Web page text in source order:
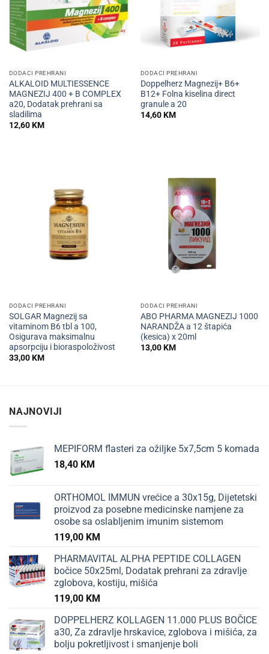
DODACI PREHRANI
ALKALOID MULTIESSENCE
MAGNEZIJ 400 + B COMPLEX
a20, Dodatak prehrani sa
sladilima
12,60KM
DODACI PREHRANI
Doppelherz Magnezij+ B6+
B12+ Folna kiselina direct
granule a 20
14,60KM
DODACI PREHRANI
SOLGAR Magnezij sa
vitaminom B6 tbl a 100,
Osigurava maksimalnu
apsorpciju i bioraspoloživost
33,00KM
DODACI PREHRANI
ABO PHARMA MAGNEZIJ 1000
NARANDŽA a 12 štapića
(kesica) x 20ml
13,00KM
NAJNOVIJI
MEPIFORM flasteri za ožiljke 5x7,5cm 5 komada
18,40 KM
ORTHOMOL IMMUN vrećice a 30x15g, Dijetetski
proizvod za posebne medicinske namjene za
osobe sa oslabljenim imunim sistemom
119,00 KM
PHARMAVITAL ALPHA PEPTIDE COLLAGEN
bočice 50x25ml, Dodatak prehrani za zdravlje
zglobova, kostiju, mišića
119,00 KM
DOPPELHERZ KOLLAGEN 11.000 PLUS BOČICE
a30, Za zdravlje hrskavice, zglobova i mišića, za
bolju pokretljivost i smanjenje boli